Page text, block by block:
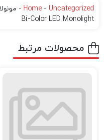
Home - Uncategorized
-
Bi-Color LED Monolight
محصولات مرتبط